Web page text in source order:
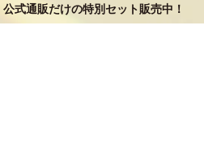
公式通販だけの特別セット販売中！